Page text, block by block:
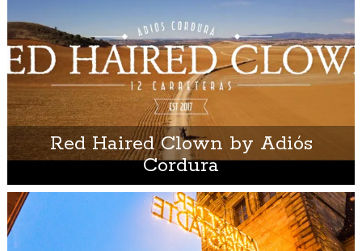
Red Haired Clown by Adiós
Cordura